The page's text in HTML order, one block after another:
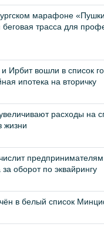
марафоне
беговая трасса для
Ирбит вошли в список
ипотека на вторичку
расходы на
жизни
оборот по эквайрингу
в белый список